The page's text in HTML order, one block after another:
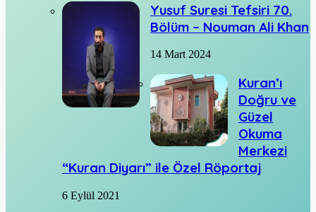
Yusuf Suresi Tefsiri 70.
Bölüm – Nouman Ali Khan
14 Mart 2024
Kuran’ı
Doğru ve
Güzel
Okuma
Merkezi
“Kuran Diyarı” ile Özel Röportaj
6 Eylül 2021